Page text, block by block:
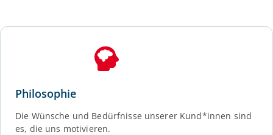
Philosophie
Die Wünsche und Bedürfnisse unserer Kund*innen sind
es, die uns motivieren.